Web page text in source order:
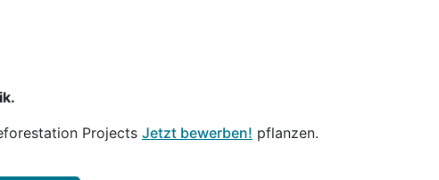
Projects Jetzt bewerben! pflanzen.